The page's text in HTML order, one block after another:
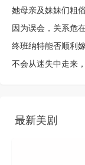
她母亲及妹妹们粗
因为误会，关系危
终班纳特能否顺利
不会从迷失中走来，
最新美剧